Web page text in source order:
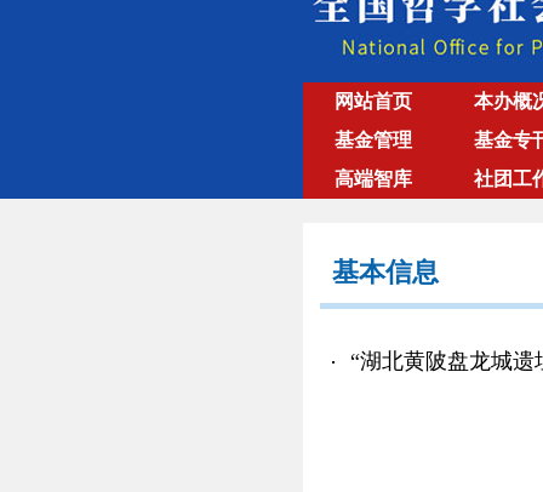
网站首页
本办概
基金管理
基金专
高端智库
社团工
基本信息
“湖北黄陂盘龙城